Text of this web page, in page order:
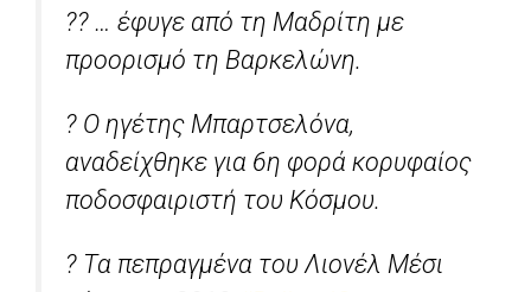
?? … έφυγε από τη Μαδρίτη με
προορισμό τη Βαρκελώνη.
? Ο ηγέτης Μπαρτσελόνα,
αναδείχθηκε για 6η φορά κορυφαίος
ποδοσφαιριστή του Κόσμου.
? Τα πεπραγμένα του Λιονέλ Μέσι